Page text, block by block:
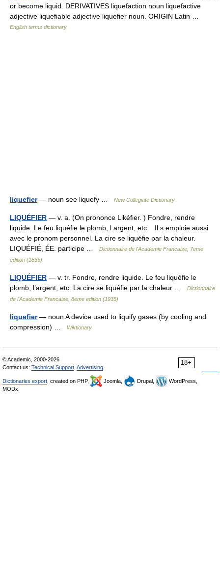
or become liquid. DERIVATIVES liquefaction noun liquefactive
adjective liquefiable adjective liquefier noun. ORIGIN Latin …
English terms dictionary
liquefier— noun see liquefy … New Collegiate Dictionary
LIQUÉFIER — v. a. (On prononce Likéfier. ) Fondre, rendre
liquide. Le feu liquéfie le plomb, l argent, etc. Il s emploie aussi
avec le pronom personnel. La cire se liquéfie par la chaleur.
LIQUÉFIÉ, ÉE. participe …
Dictionnaire de l'Academie Francaise, 7eme
edition (1835)
LIQUÉFIER — v. tr. Fondre, rendre liquide. Le feu liquéfie le
plomb, l’argent, etc. La cire se liquéfie par la chaleur …
Dictionnaire
de l'Academie Francaise, 8eme edition (1935)
liquefier— noun A device used to liquify gases (by cooling and
compression) …
Wiktionary
18+
© Academic, 2000-2026
Contact us: Technical Support Advertising
Dictionaries export , created on PHP, Joomla, Drupal,
WordPress,
MODx.